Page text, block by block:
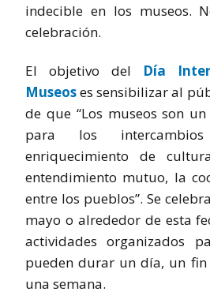
indecible en los museos.
celebración.
El objetivo del Día
Museoses sensibilizar al
de que “Los museos son
para los
enriquecimiento de
entendimiento mutuo, la
entre los pueblos”. Se
mayo o alrededor de esta
actividades organizados
pueden durar un día, un
una semana.